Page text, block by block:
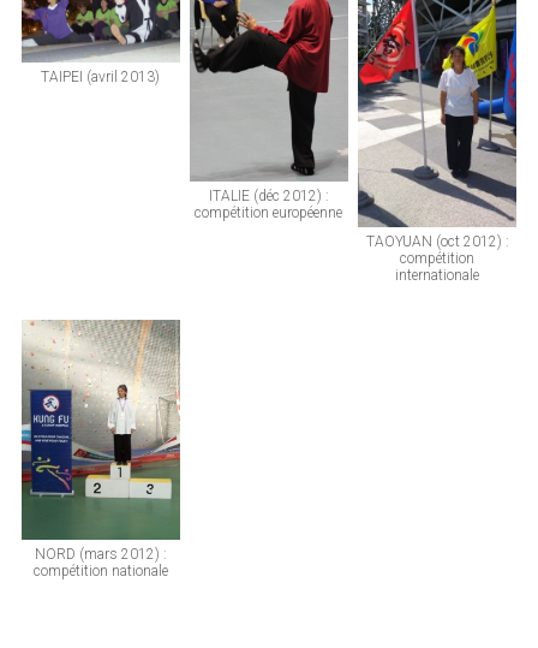
TAIPEI (avril 2013)
ITALIE (déc 2012) :
compétition européenne
TAOYUAN (oct 2012) :
compétition
internationale
NORD (mars 2012) :
compétition nationale